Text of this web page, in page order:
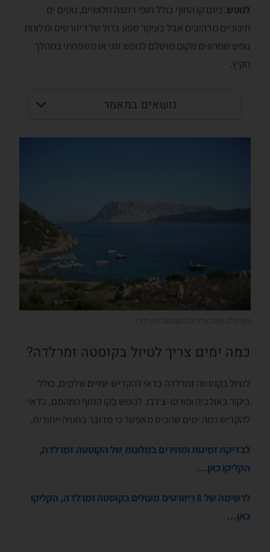
לנופש. כיום קו החוף כולל חופי רחצה חלומיים, נופים ים
תיכוניים מרהיבים אבל בעיקר שפע גדול של ריזורטים ומלונות
נופש שמהווים מקום מושלם לנופש זוגי או משפחתי במהלך
הקיץ.
נושאים במאמר
כמה ימים צריך לטיול בקוסטה זמרלדה?
לטיול בקוסטה זמרלדה כדאי להקדיש יומיים שלמים, כולל
ביקור באולביה ופורטו-צ'רבו. לנופש בקו החוף המהמם, כדאי
להקדיש כמה ימים שהכיס מאפשר כי מדובר בחוויה ייחודית.
לבדיקת זמינות ומחירים במלונות של הקוסטה זמרלדה,
הקליקו כאן…
לרשימה של 8 ריזורטים מעולים בקוסטה זמרלדה, הקליקו
כאן…